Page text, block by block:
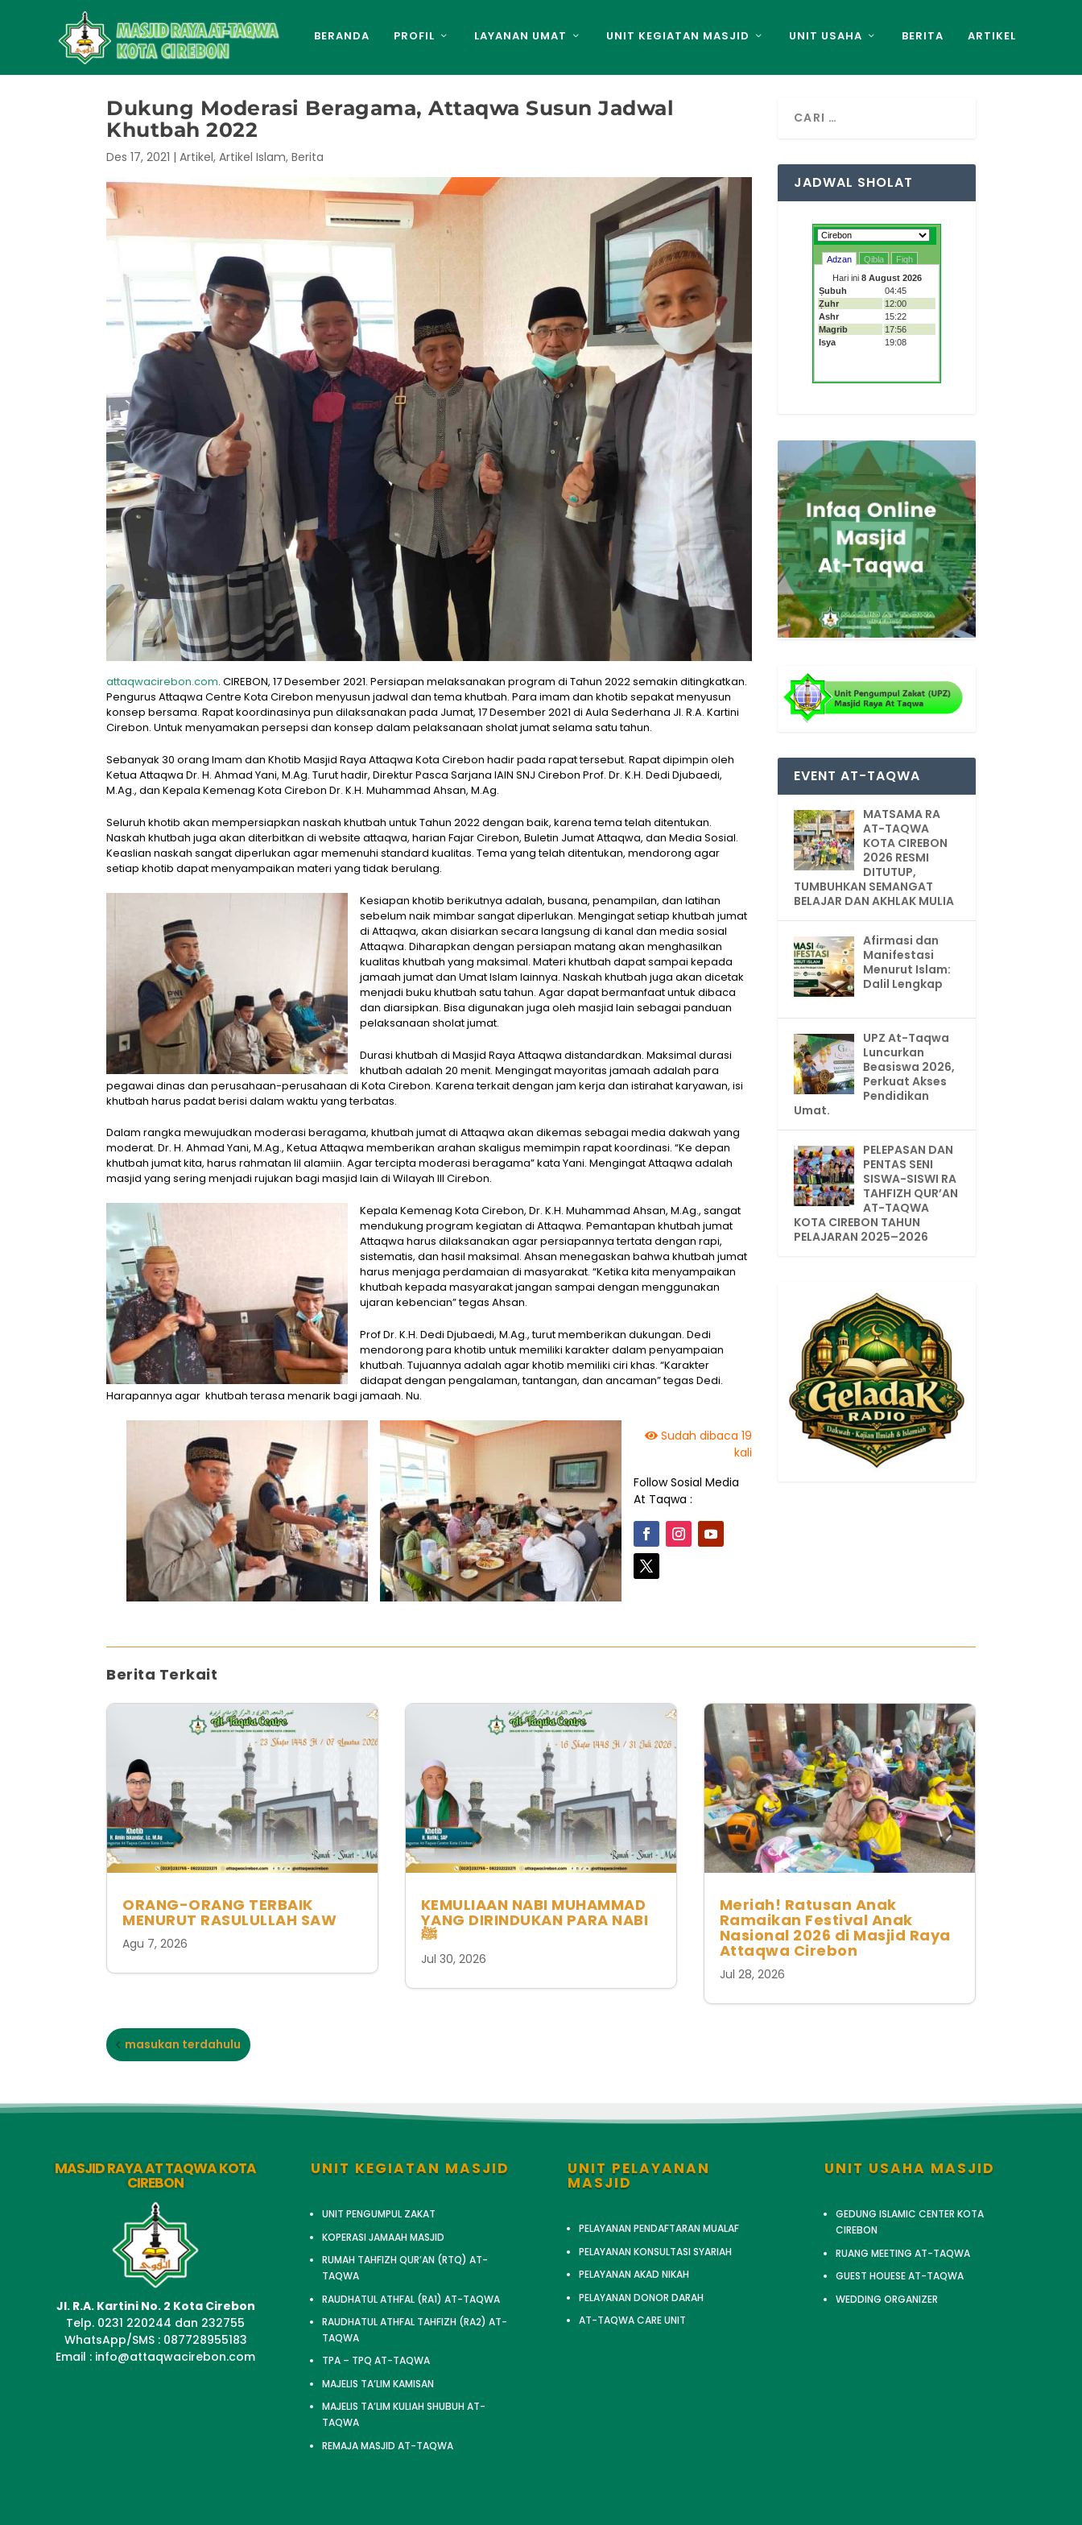
BERANDA PROFIL LAYANAN UMAT UNIT KEGIATAN MASJID UNIT USAHA BERITA ARTIKEL
Dukung Moderasi Beragama, Attaqwa Susun Jadwal
Khutbah 2022
Des 17, 2021 | Artikel, Artikel Islam, Berita
attaqwacirebon.com. CIREBON, 17 Desember 2021. Persiapan melaksanakan program di Tahun 2022 semakin ditingkatkan.
Pengurus Attaqwa Centre Kota Cirebon menyusun jadwal dan tema khutbah. Para imam dan khotib sepakat menyusun
konsep bersama. Rapat koordinasinya pun dilaksanakan pada Jumat, 17 Desember 2021 di Aula Sederhana Jl. R.A. Kartini
Cirebon. Untuk menyamakan persepsi dan konsep dalam pelaksanaan sholat jumat selama satu tahun.
Sebanyak 30 orang Imam dan Khotib Masjid Raya Attaqwa Kota Cirebon hadir pada rapat tersebut. Rapat dipimpin oleh
Ketua Attaqwa Dr. H. Ahmad Yani, M.Ag. Turut hadir, Direktur Pasca Sarjana IAIN SNJ Cirebon Prof. Dr. K.H. Dedi Djubaedi,
M.Ag., dan Kepala Kemenag Kota Cirebon Dr. K.H. Muhammad Ahsan, M.Ag.
Seluruh khotib akan mempersiapkan naskah khutbah untuk Tahun 2022 dengan baik, karena tema telah ditentukan.
Naskah khutbah juga akan diterbitkan di website attaqwa, harian Fajar Cirebon, Buletin Jumat Attaqwa, dan Media Sosial.
Keaslian naskah sangat diperlukan agar memenuhi standard kualitas. Tema yang telah ditentukan, mendorong agar
setiap khotib dapat menyampaikan materi yang tidak berulang.
Kesiapan khotib berikutnya adalah, busana, penampilan, dan latihan
sebelum naik mimbar sangat diperlukan. Mengingat setiap khutbah jumat
di Attaqwa, akan disiarkan secara langsung di kanal dan media sosial
Attaqwa. Diharapkan dengan persiapan matang akan menghasilkan
kualitas khutbah yang maksimal. Materi khutbah dapat sampai kepada
jamaah jumat dan Umat Islam lainnya. Naskah khutbah juga akan dicetak
menjadi buku khutbah satu tahun. Agar dapat bermanfaat untuk dibaca
dan diarsipkan. Bisa digunakan juga oleh masjid lain sebagai panduan
pelaksanaan sholat jumat.
Durasi khutbah di Masjid Raya Attaqwa distandardkan. Maksimal durasi
khutbah adalah 20 menit. Mengingat mayoritas jamaah adalah para
pegawai dinas dan perusahaan-perusahaan di Kota Cirebon. Karena terkait dengan jam kerja dan istirahat karyawan, isi
khutbah harus padat berisi dalam waktu yang terbatas.
Dalam rangka mewujudkan moderasi beragama, khutbah jumat di Attaqwa akan dikemas sebagai media dakwah yang
moderat. Dr. H. Ahmad Yani, M.Ag., Ketua Attaqwa memberikan arahan skaligus memimpin rapat koordinasi. “Ke depan
khutbah jumat kita, harus rahmatan lil alamiin. Agar tercipta moderasi beragama” kata Yani. Mengingat Attaqwa adalah
masjid yang sering menjadi rujukan bagi masjid lain di Wilayah III Cirebon.
Kepala Kemenag Kota Cirebon, Dr. K.H. Muhammad Ahsan, M.Ag., sangat
mendukung program kegiatan di Attaqwa. Pemantapan khutbah jumat
Attaqwa harus dilaksanakan agar persiapannya tertata dengan rapi,
sistematis, dan hasil maksimal. Ahsan menegaskan bahwa khutbah jumat
harus menjaga perdamaian di masyarakat. “Ketika kita menyampaikan
khutbah kepada masyarakat jangan sampai dengan menggunakan
ujaran kebencian” tegas Ahsan.
Prof Dr. K.H. Dedi Djubaedi, M.Ag., turut memberikan dukungan. Dedi
mendorong para khotib untuk memiliki karakter dalam penyampaian
khutbah. Tujuannya adalah agar khotib memiliki ciri khas. “Karakter
didapat dengan pengalaman, tantangan, dan ancaman” tegas Dedi.
Harapannya agar khutbah terasa menarik bagi jamaah. Nu.
Sudah dibaca 19
kali
Follow Sosial Media
At Taqwa :
JADWAL SHOLAT
EVENT AT-TAQWA
MATSAMA RA
AT-TAQWA
KOTA CIREBON
2026 RESMI
DITUTUP,
TUMBUHKAN SEMANGAT
BELAJAR DAN AKHLAK MULIA
Afirmasi dan
Manifestasi
Menurut Islam:
Dalil Lengkap
UPZ At-Taqwa
Luncurkan
Beasiswa 2026,
Perkuat Akses
Pendidikan
Umat.
PELEPASAN DAN
PENTAS SENI
SISWA-SISWI RA
TAHFIZH QUR’AN
AT-TAQWA
KOTA CIREBON TAHUN
PELAJARAN 2025–2026
Berita Terkait
ORANG-ORANG TERBAIK
MENURUT RASULULLAH SAW
Agu 7, 2026
KEMULIAAN NABI MUHAMMAD
YANG DIRINDUKAN PARA NABI
ﷺ
Jul 30, 2026
Meriah! Ratusan Anak
Ramaikan Festival Anak
Nasional 2026 di Masjid Raya
Attaqwa Cirebon
Jul 28, 2026
masukan terdahulu
MASJID RAYA AT TAQWA KOTA
CIREBON
Jl. R.A. Kartini No. 2 Kota Cirebon
Telp. 0231 220244 dan 232755
WhatsApp/SMS : 087728955183
Email : info@attaqwacirebon.com
UNIT KEGIATAN MASJID
UNIT PENGUMPUL ZAKAT
KOPERASI JAMAAH MASJID
RUMAH TAHFIZH QUR’AN (RTQ) AT-
TAQWA
RAUDHATUL ATHFAL (RA1) AT-TAQWA
RAUDHATUL ATHFAL TAHFIZH (RA2) AT-
TAQWA
TPA – TPQ AT-TAQWA
MAJELIS TA’LIM KAMISAN
MAJELIS TA’LIM KULIAH SHUBUH AT-
TAQWA
REMAJA MASJID AT-TAQWA
UNIT PELAYANAN
MASJID
PELAYANAN PENDAFTARAN MUALAF
PELAYANAN KONSULTASI SYARIAH
PELAYANAN AKAD NIKAH
PELAYANAN DONOR DARAH
AT-TAQWA CARE UNIT
UNIT USAHA MASJID
GEDUNG ISLAMIC CENTER KOTA
CIREBON
RUANG MEETING AT-TAQWA
GUEST HOUESE AT-TAQWA
WEDDING ORGANIZER